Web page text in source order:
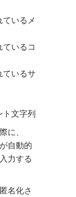
いるメ
いるコ
ているサ
ト文字列
に、
自動的
力する
名化さ